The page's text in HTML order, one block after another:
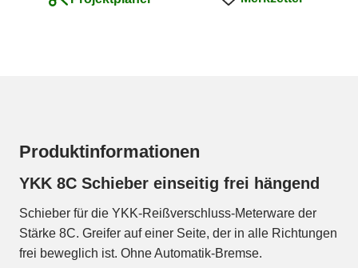
Produktinformationen
YKK 8C Schieber einseitig frei hängend
Schieber für die YKK-Reißverschluss-Meterware der
Stärke 8C. Greifer auf einer Seite, der in alle Richtungen
frei beweglich ist. Ohne Automatik-Bremse.